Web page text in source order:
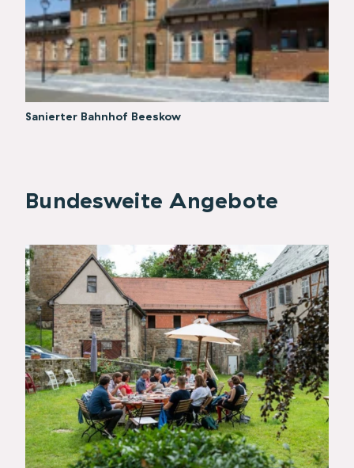
Sanierter Bahnhof Beeskow
Bundesweite Angebote